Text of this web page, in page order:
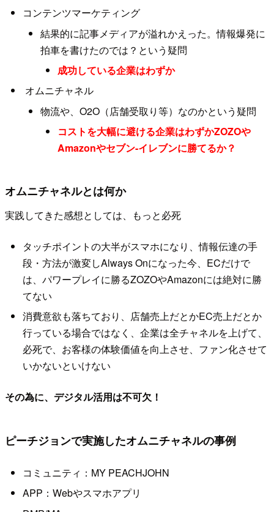
コンテンツマーケティング
結果的に記事メディアが溢れかえった。情報爆発に
拍車を書けたのでは？という疑問
成功している企業はわずか
オムニチャネル
物流や、O2O（店舗受取り等）なのかという疑問
コストを大幅に避ける企業はわずかZOZOや
Amazonやセブン-イレブンに勝てるか？
オムニチャネルとは何か
実践してきた感想としては、もっと必死
タッチポイントの大半がスマホになり、情報伝達の手
段・方法が激変しAlways Onになった今、ECだけで
は、パワープレイに勝るZOZOやAmazonには絶対に勝
てない
消費意欲も落ちており、店舗売上だとかEC売上だとか
行っている場合ではなく、企業は全チャネルを上げて、
必死で、お客様の体験価値を向上させ、ファン化させて
いかないといけない
その為に、デジタル活用は不可欠！
ピーチジョンで実施したオムニチャネルの事例
コミュニティ：MY PEACHJOHN
APP：Webやスマホアプリ